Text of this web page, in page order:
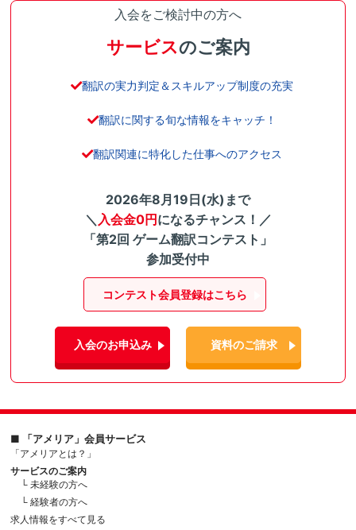
入会をご検討中の方へ
サービスのご案内
翻訳の実力判定＆スキルアップ制度の充実
翻訳に関する旬な情報をキャッチ！
翻訳関連に特化した仕事へのアクセス
2026年8月19日(水)まで
＼ 入会金0円になるチャンス！／
「第2回 ゲーム翻訳コンテスト」
参加受付中
コンテスト会員登録はこちら
入会のお申込み 資料のご請求
■ 「アメリア」会員サービス
「アメリアとは？」
サービスのご案内
└ 未経験の方へ
└ 経験者の方へ
求人情報をすべて見る